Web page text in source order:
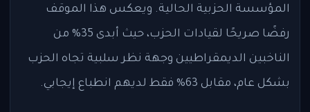
المؤسسة الحزبية الحالية. ويعكس هذا الموقف
رفضًا صريحًا لقيادات الحزب، حيث أبدى 35% من
الناخبين الديمقراطيين وجهة نظر سلبية تجاه الحزب
بشكل عام، مقابل 63% فقط لديهم انطباع إيجابي.